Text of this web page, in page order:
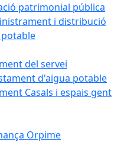
patrimonial pública
i distribució
del servei
d'aigua potable
Casals i espais gent
Orpime